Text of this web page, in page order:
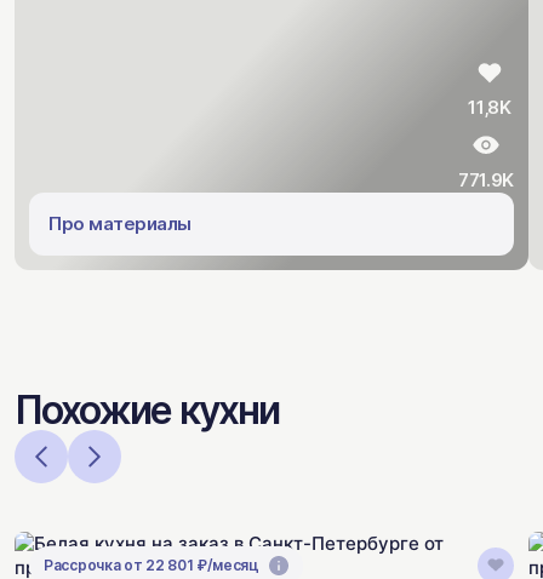
11,8K
771.9K
Про материалы
Похожие кухни
Рассрочка от 22 801 ₽/месяц